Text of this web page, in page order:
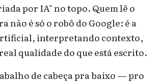
por IA" no topo. Quem lê o
não é só o robô do Google: é a
interpretando contexto,
qualidade do que está escrito.
de cabeça pra baixo — pro